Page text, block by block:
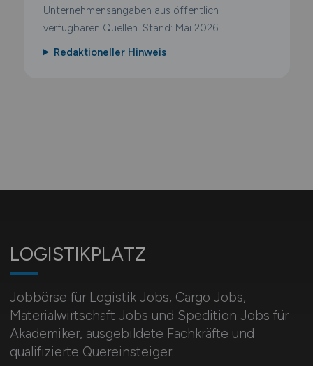
Unternehmensangaben aus öffentlich
verfügbaren Quellen. Stand: Mai 2026.
Redaktioneller Hinweis
LOGISTIKPLATZ
Jobbörse für Logistik Jobs, Cargo Jobs,
Materialwirtschaft Jobs und Spedition Jobs für
Akademiker, ausgebildete Fachkräfte und
qualifizierte Quereinsteiger.